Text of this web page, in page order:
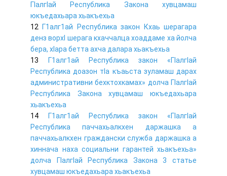
ГIалгIай Республика Закона хувцамаш
юкъедахьара хьакъехьа
12 Г1алг1ай Республика закон Кхаь шерагара
денз ворхI шерага кхаччалца хоаддаме ха йолча
бера, хIара бетта ахча далара хьакъехьа
13
Г1алг1ай Республика закон «ГIалгIай
Республика доазон тIа къаьста зуламаш дарах
административни бехктохкамах» долча ГIалгIай
Республика Закона хувцамаш юкъедахьара
хьакъехьа
14
Г1алг1ай Республика закон «ГIалгIай
Республика паччахьалкхен даржашка а
паччахьалкхен граждански служба даржашка а
хиннача наха социальни гарантей хьакъехьа»
долча ГIалгIай Республика Закона 3 статье
хувцамаш юкъедахьара хьакъехьа